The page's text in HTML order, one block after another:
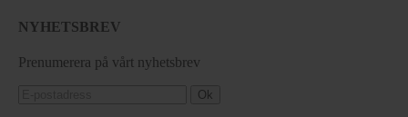
NYHETSBREV
Prenumerera på vårt nyhetsbrev
Ok